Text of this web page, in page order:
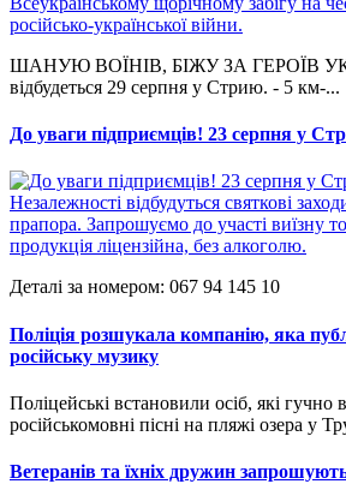
ШАНУЮ ВОЇНІВ, БІЖУ ЗА ГЕРОЇВ
відбудеться 29 серпня у Стрию. - 5 км-...
До уваги підприємців! 23 серпня у
Деталі за номером: 067 94 145 10
Поліція розшукала компанію, яка
російську музику
Поліцейські встановили осіб, які гучно
російськомовні пісні на пляжі озера у
Ветеранів та їхніх дружин